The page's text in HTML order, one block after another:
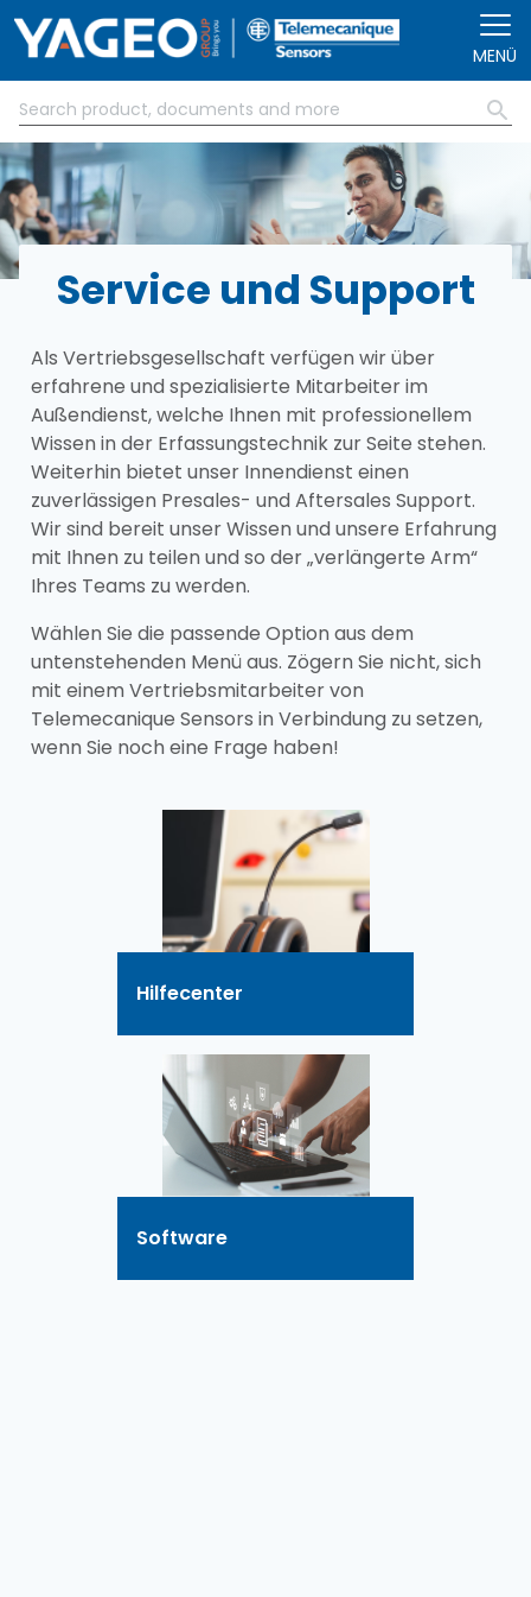
MENÜ
Service und Support
Als Vertriebsgesellschaft verfügen wir über
erfahrene und spezialisierte Mitarbeiter im
Außendienst, welche Ihnen mit professionellem
Wissen in der Erfassungstechnik zur Seite stehen.
Weiterhin bietet unser Innendienst einen
zuverlässigen Presales- und Aftersales Support.
Wir sind bereit unser Wissen und unsere Erfahrung
mit Ihnen zu teilen und so der „verlängerte Arm“
Ihres Teams zu werden.
Wählen Sie die passende Option aus dem
untenstehenden Menü aus. Zögern Sie nicht, sich
mit einem Vertriebsmitarbeiter von
Telemecanique Sensors in Verbindung zu setzen,
wenn Sie noch eine Frage haben!
Hilfecenter
Software